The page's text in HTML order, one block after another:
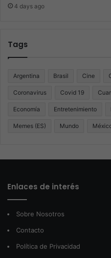
4 days ago
Tags
Argentina Brasil Cine
Coronavirus Covid 19
Economía Entretenimiento
Memes (ES) Mundo
Enlaces de interés
Sobre Nosotros
Contacto
Política de Privacidad